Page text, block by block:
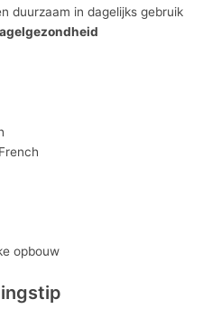
duurzaam in dagelijks gebruik
opbouw